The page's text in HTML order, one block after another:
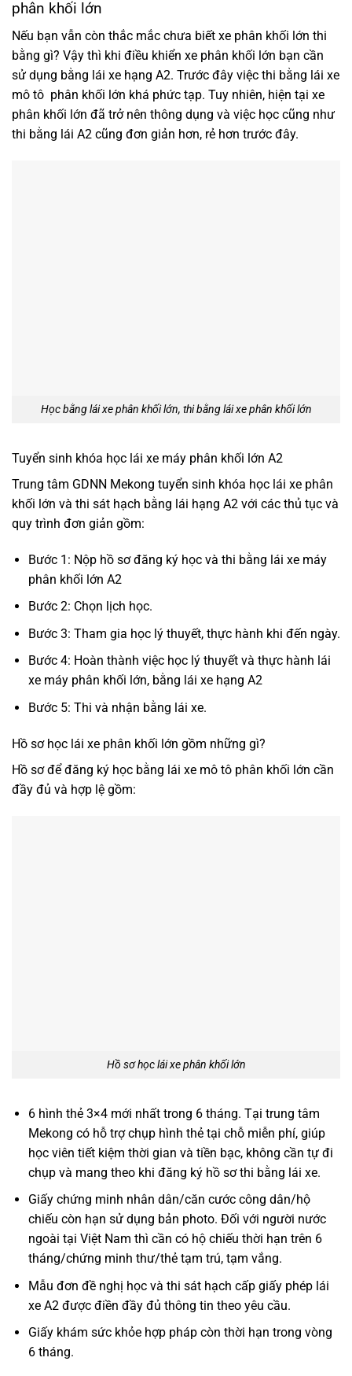
phân khối lớn
Nếu bạn vẫn còn thắc mắc chưa biết xe phân khối lớn thi
bằng gì? Vậy thì khi điều khiển xe phân khối lớn bạn cần
sử dụng bằng lái xe hạng A2. Trước đây việc thi bằng lái xe
mô tô phân khối lớn khá phức tạp. Tuy nhiên, hiện tại xe
phân khối lớn đã trở nên thông dụng và việc học cũng như
thi bằng lái A2 cũng đơn giản hơn, rẻ hơn trước đây.
Học bằng lái xe phân khối lớn, thi bằng lái xe phân khối lớn
Tuyển sinh khóa học lái xe máy phân khối lớn A2
Trung tâm GDNN Mekong tuyển sinh khóa học lái xe phân
khối lớn và thi sát hạch bằng lái hạng A2 với các thủ tục và
quy trình đơn giản gồm:
Bước 1: Nộp hồ sơ đăng ký học và thi bằng lái xe máy
phân khối lớn A2
Bước 2: Chọn lịch học.
Bước 3: Tham gia học lý thuyết, thực hành khi đến ngày.
Bước 4: Hoàn thành việc học lý thuyết và thực hành lái
xe máy phân khối lớn, bằng lái xe hạng A2
Bước 5: Thi và nhận bằng lái xe.
Hồ sơ học lái xe phân khối lớn gồm những gì?
Hồ sơ để đăng ký học bằng lái xe mô tô phân khối lớn cần
đầy đủ và hợp lệ gồm:
Hồ sơ học lái xe phân khối lớn
6 hình thẻ 3×4 mới nhất trong 6 tháng. Tại trung tâm
Mekong có hỗ trợ chụp hình thẻ tại chỗ miễn phí, giúp
học viên tiết kiệm thời gian và tiền bạc, không cần tự đi
chụp và mang theo khi đăng ký hồ sơ thi bằng lái xe.
Giấy chứng minh nhân dân/căn cước công dân/hộ
chiếu còn hạn sử dụng bản photo. Đối với người nước
ngoài tại Việt Nam thì cần có hộ chiếu thời hạn trên 6
tháng/chứng minh thư/thẻ tạm trú, tạm vắng.
Mẫu đơn đề nghị học và thi sát hạch cấp giấy phép lái
xe A2 được điền đầy đủ thông tin theo yêu cầu.
Giấy khám sức khỏe hợp pháp còn thời hạn trong vòng
6 tháng.